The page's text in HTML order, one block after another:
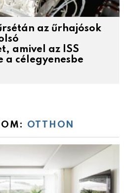
az űrhajósok
amivel az ISS
a célegyenesbe
OTTHON